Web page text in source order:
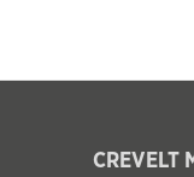
CREVELT